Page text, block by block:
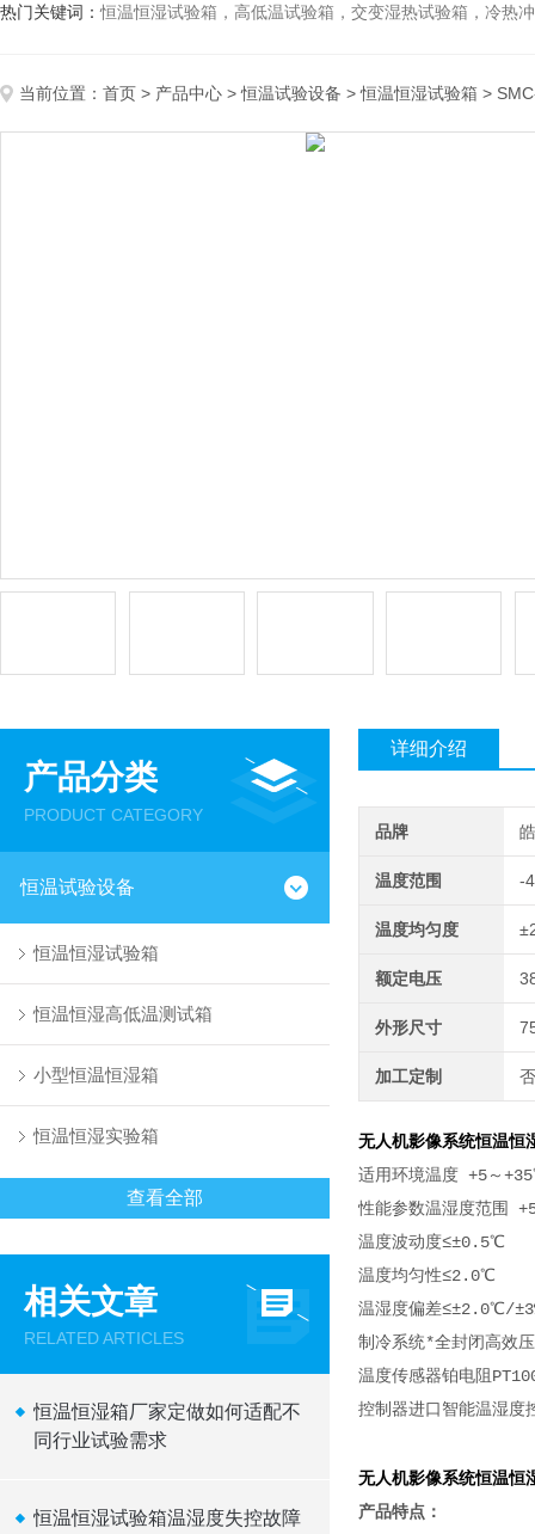
热门关键词：恒温恒湿试验箱，高低温试验箱，交变湿热试验箱，冷热冲击试验
当前位置： 首页 > 产品中心 >恒温试验设备 >恒温恒湿试验箱 >
产品分类
PRODUCT CATEGORY
恒温试验设备
恒温恒湿试验箱
恒温恒湿高低温测试箱
小型恒温恒湿箱
恒温恒湿实验箱
查看全部
相关文章
RELATED ARTICLES
恒温恒湿箱厂家定做如何适配不
同行业试验需求
恒温恒湿试验箱温湿度失控故障
详细介绍
品牌
温度范围 -
温度均匀度
额定电压
外形尺寸
加工定制
无人机影像系统恒温恒
适用环境温度 +5～
性能参数温湿度范围
温度波动度≤±0.5℃
温度均匀性≤2.0℃
温湿度偏差≤±2.0℃/
制冷系统*全封闭高效
温度传感器铂电阻
控制器进口智能温湿
无人机影像系统恒温恒
产品特点：